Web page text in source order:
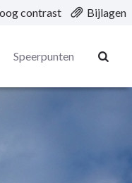
contrast Bijlagen
Speerpunten